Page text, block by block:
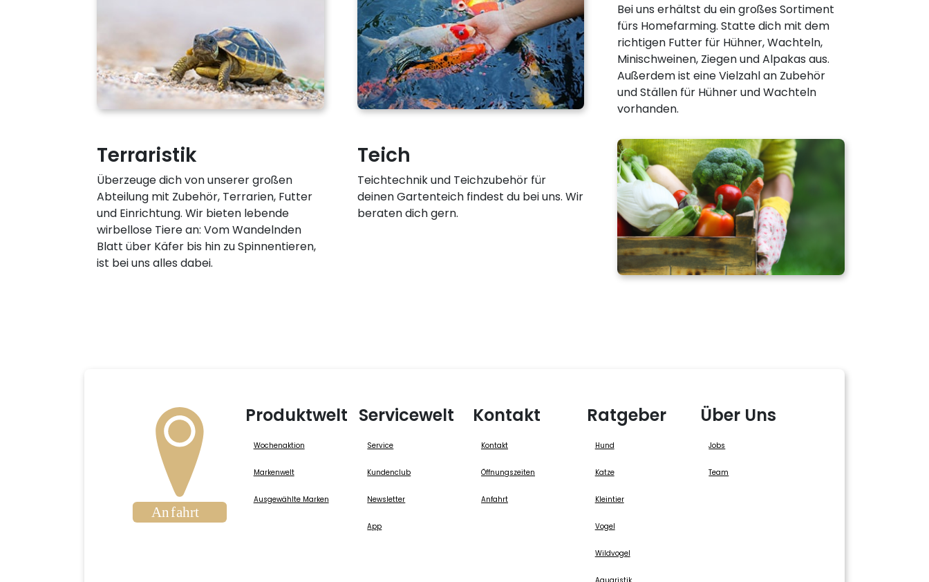
Terraristik
Überzeuge dich von unserer großen
Abteilung mit Zubehör, Terrarien, Futter
und Einrichtung. Wir bieten lebende
wirbellose Tiere an: Vom Wandelnden
Blatt über Käfer bis hin zu Spinnentieren,
ist bei uns alles dabei.
Teich
Teichtechnik und Teichzubehör für
deinen Gartenteich findest du bei uns. Wir
beraten dich gern.
Bei uns erhältst du ein großes Sortiment
fürs Homefarming. Statte dich mit dem
richtigen Futter für Hühner, Wachteln,
Minischweinen, Ziegen und Alpakas aus.
Außerdem ist eine Vielzahl an Zubehör
und Ställen für Hühner und Wachteln
vorhanden.
Produktwelt
Wochenaktion
Markenwelt
Ausgewählte Marken
Servicewelt
Service
Kundenclub
Newsletter
App
Kontakt
Kontakt
Öffnungszeiten
Anfahrt
Ratgeber
Hund
Katze
Kleintier
Vogel
Wildvogel
Über Uns
Jobs
Team